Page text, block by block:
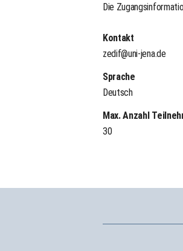
Die
Kontakt
zedif@uni-jena.de
Sprache
Deutsch
Max. Anzahl
30